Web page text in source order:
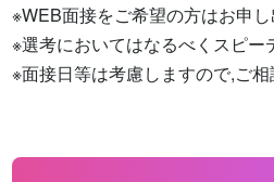
※WEB面接をご希望の方はお申し
※選考においてはなるべくスピー
※面接日等は考慮しますので,ご